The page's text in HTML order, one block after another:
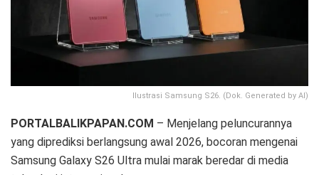
Ilustrasi Samsung S26. (Dok. Generated by AI)
PORTALBALIKPAPAN.COM – Menjelang peluncurannya
yang diprediksi berlangsung awal 2026, bocoran mengenai
Samsung Galaxy S26 Ultra mulai marak beredar di media